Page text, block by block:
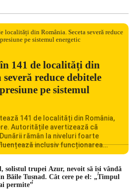
141 de localități din
reduce debitele
pe sistemul
141 de localități din România,
Autoritățile avertizează că
rămân la niveluri foarte
inclusiv funcționarea
Cernavodă. România se confruntă
Lipsa […]
solistul trupei Azur, nevoit să își vândă
Băile Tușnad. Cât cere pe el: „Timpul
permite”